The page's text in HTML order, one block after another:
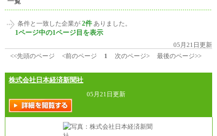
条件と一致した企業が 2件 ありました。
1ページ中の1ページ目を表示
05月21日更新
<<先頭のページ
<前のページ 1 次のページ> 最後のページ>>
株式会社日本経済新聞社
05月21日更新